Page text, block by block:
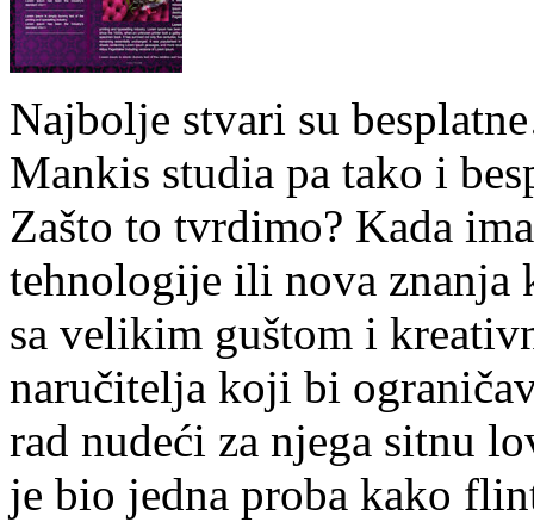
Najbolje stvari su
Mankis studia pa tako i
Zašto to tvrdimo? Kada
tehnologije ili nova znanja
sa velikim guštom i
naručitelja koji bi
rad nudeći za njega sitnu
je bio jedna proba kako